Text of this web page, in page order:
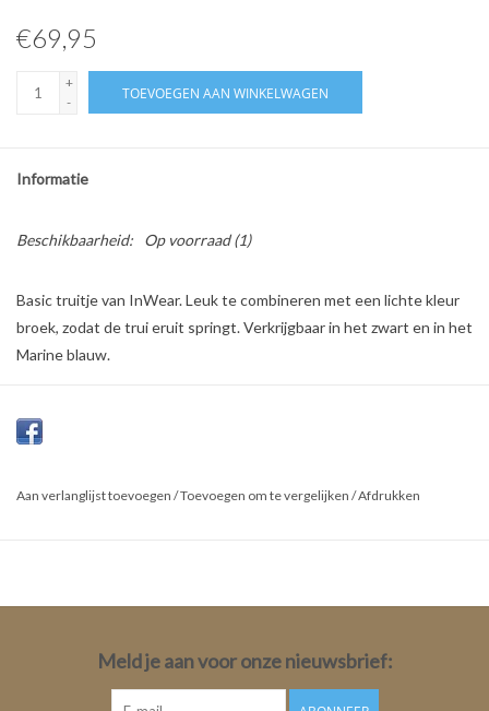
€69,95
+
-
TOEVOEGEN AAN WINKELWAGEN
Informatie
Beschikbaarheid: Op voorraad(1)
Basic truitje van InWear. Leuk te combineren met een lichte kleur
broek, zodat de trui eruit springt. Verkrijgbaar in het zwart en in het
Marine blauw.
Aan verlanglijst toevoegen /Toevoegen om te vergelijken /Afdrukken
Meld je aan voor onze nieuwsbrief: